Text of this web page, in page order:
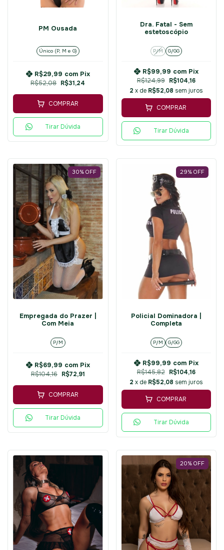
PM Ousada
Único (P, M e G)
R$52,08 R$31,24
R$29,99 com Pix
COMPRAR
Tirar Dúvida
Dra. Fatal - Sem
estetoscópio
P/M G/GG
R$124,99 R$104,16
R$99,99 com Pix
2 x de R$52,08 sem juros
COMPRAR
Tirar Dúvida
30% OFF
Empregada do Prazer |
Com Meia
P/M
R$104,16 R$72,91
R$69,99 com Pix
COMPRAR
Tirar Dúvida
29% OFF
Policial Dominadora |
Completa
P/M G/GG
R$145,82 R$104,16
R$99,99 com Pix
2 x de R$52,08 sem juros
COMPRAR
Tirar Dúvida
20% OFF